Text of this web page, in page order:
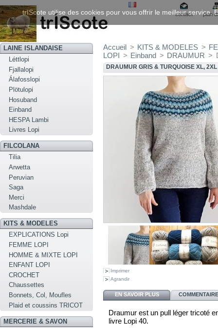
contact plan
LAINE ISLANDAISE
Léttlopi
Fjallalopi
Álafosslopi
Plötulopi
Hosuband
Einband
HESPA Lambi
Livres Lopi
FILCOLANA
Tilia
Arwetta
Peruvian
Saga
Merci
Mashdale
KITS & MODELES
EXPLICATIONS Lopi
FEMME LOPI
HOMME & MIXTE LOPI
ENFANT LOPI
CROCHET
Chaussettes
Bonnets, Col, Moufles
Plaid et coussins TRICOT
MERCERIE & SAVON
Accueil > KITS & MODELES >
LOPI > Einband > DRAUMUR >
DRAUMUR GRIS & TURQUOISE XL, 2XL
Imprimer
Agrandir
EN SAVOIR PLUS
Draumur est un pull léger tricoté
livre Lopi 40.
trIScote utilise des cookies pour vous offrir le meilleur